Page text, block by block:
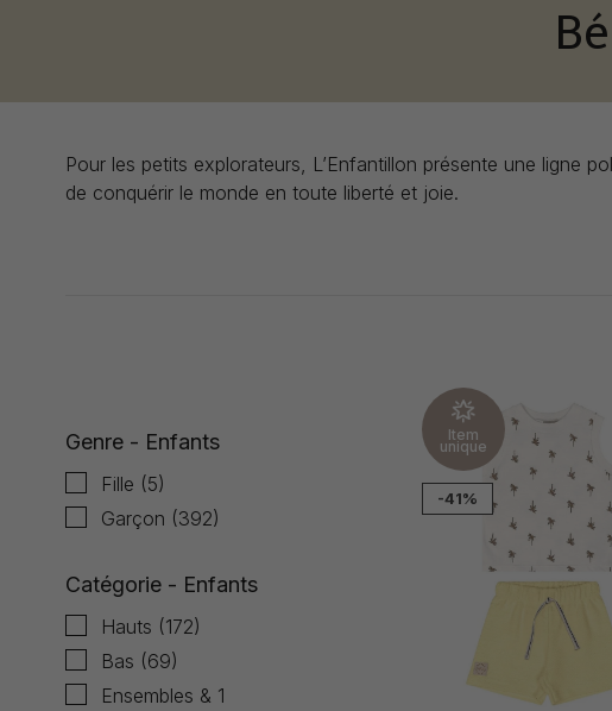
Pour les petits explorateurs, L’Enfantillon présente une ligne
de conquérir le monde en toute liberté et joie.
Genre - Enfants
Fille (5)
Garçon (392)
Catégorie - Enfants
Hauts (172)
Bas (69)
Ensembles & 1
Item
unique
-41%